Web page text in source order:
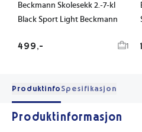
Beckmann Skolesekk 2.-7-kl
Black Sport Light Beckmann
499,- 1
Produktinfo Spesifikasjon
Produktinformasjon